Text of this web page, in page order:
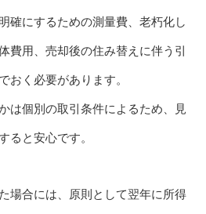
確にするための測量費、老朽化し
費用、売却後の住み替えに伴う引
おく必要があります。
は個別の取引条件によるため、見
ると安心です。
場合には、原則として翌年に所得